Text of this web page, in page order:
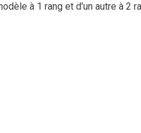
à 1 rang et d'un autre à 2